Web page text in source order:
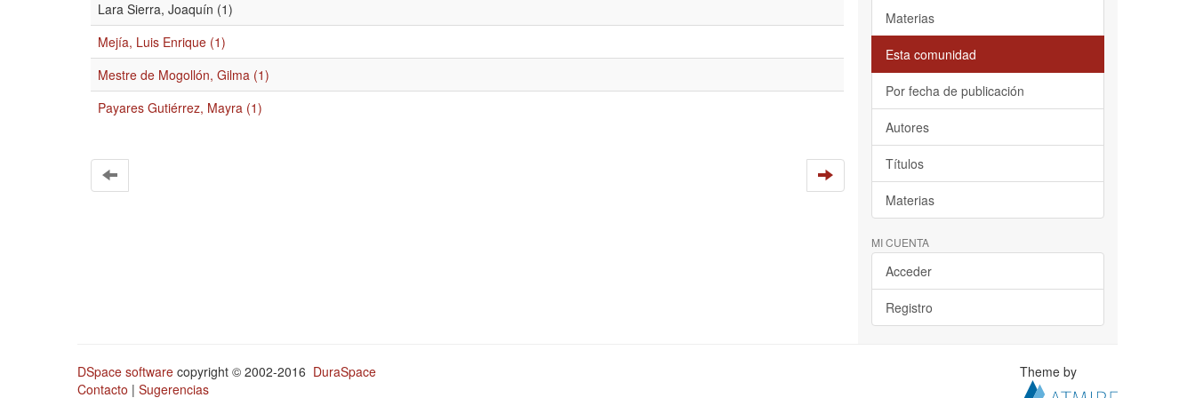
Lara Sierra, Joaquín (1)
Mejía, Luis Enrique (1)
Mestre de Mogollón, Gilma (1)
Payares Gutiérrez, Mayra (1)
Materias
Esta comunidad
Por fecha de publicación
Autores
Títulos
Materias
MI CUENTA
Acceder
Registro
DSpace software copyright © 2002-2016 DuraSpace
Contacto | Sugerencias
Theme by